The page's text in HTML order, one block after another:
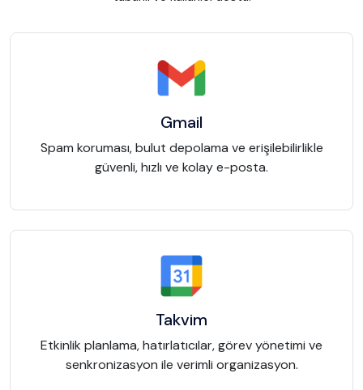
Gmail
Spam koruması, bulut depolama ve erişilebilirlikle
güvenli, hızlı ve kolay e-posta.
Takvim
Etkinlik planlama, hatırlatıcılar, görev yönetimi ve
senkronizasyon ile verimli organizasyon.